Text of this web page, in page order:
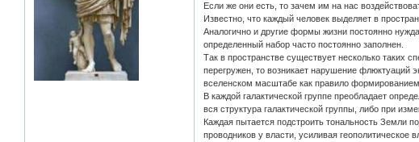
Если же они есть, то зачем им на нас
Известно, что каждый человек выделяет в
Аналогично и другие формы жизни постоянно
определенный набор часто постоянно заполнен.
Так в пространстве существует несколько таких
перегружен, то возникает нарушение флюктуаций
вселенском масштабе как правило
В каждой галактической группе преобладает
вся структура галактической группы, либо при
Каждая пытается подстроить тональность Земли
проводников у власти, усиливая геополитическое